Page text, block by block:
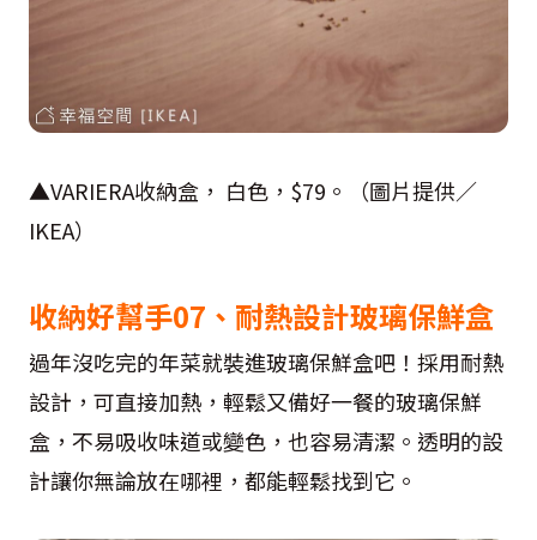
▲VARIERA收納盒， 白色，$79。（圖片提供／
IKEA）
收納好幫手07、耐熱設計玻璃保鮮盒
過年沒吃完的年菜就裝進玻璃保鮮盒吧！採用耐熱
設計，可直接加熱，輕鬆又備好一餐的玻璃保鮮
盒，不易吸收味道或變色，也容易清潔。透明的設
計讓你無論放在哪裡，都能輕鬆找到它。